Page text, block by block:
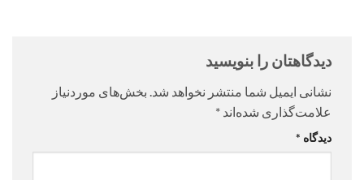
دیدگاهتان را بنویسید
نشانی ایمیل شما منتشر نخواهد شد. بخش‌های موردنیاز
علامت‌گذاری شده‌اند *
دیدگاه *